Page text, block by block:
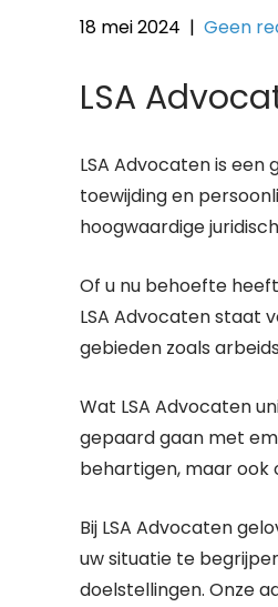
18 mei 2024 | Geen
LSA
LSA Advocaten is
toewijding en
hoogwaardige
Of u nu behoefte
LSA Advocaten staat
gebieden zoals
Wat LSA Advocaten
gepaard gaan met
behartigen, maar ook
Bij LSA Advocaten
uw situatie te
doelstellingen. Onze